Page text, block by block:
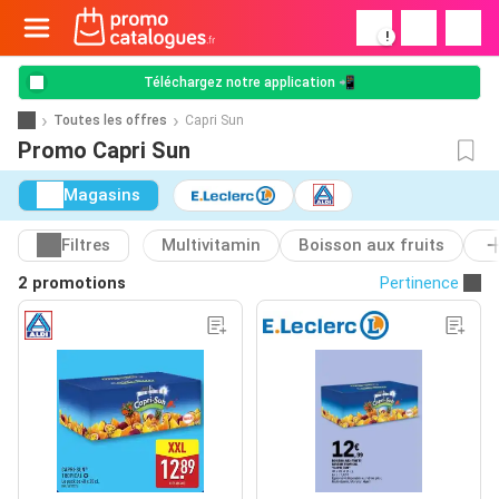
!
Téléchargez notre application 📲
Toutes les offres Capri Sun
Promo Capri Sun
Magasins
Filtres Multivitamin
Boisson aux fruits
2 promotions
Pertinence